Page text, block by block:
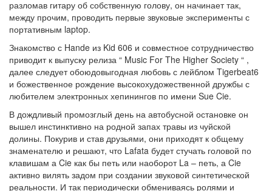
разломав гитару об собственную голову, он начинает так,
между прочим, проводить первые звуковые эксперименты с
портативным laptop.
Знакомство с Hande из Kid 606 и совместное сотрудничество
приводит к выпуску релиза “ Music For The Higher Society “ ,
далее следует обоюдовыгодная любовь с лейблом Tigerbeat6
и божественное рождение высокохудожественной дружбы с
любителем электронных хепинингов по имени Sue Cie.
В дождливый промозглый день на автобусной остановке он
вышел инстинктивно на родной запах травы из чуйской
долины. Покурив и став друзьями, они приходят к общему
знаменателю и решают, что Lafata будет стучать головой по
клавишам а Cie как бы петь или наоборот La – петь, а Cie
активно вилять задом при создании звуковой синтетической
реальности. И так периодически обмениваясь ролями и